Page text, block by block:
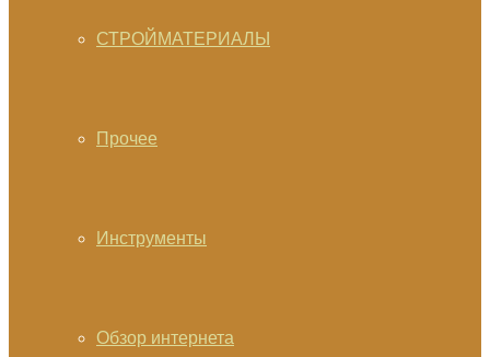
СТРОЙМАТЕРИАЛЫ
Прочее
Инструменты
Обзор интернета